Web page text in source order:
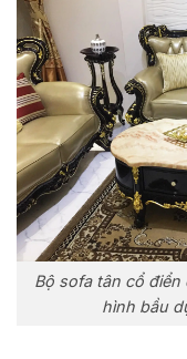
Bộ sofa tân cổ
hình bầu